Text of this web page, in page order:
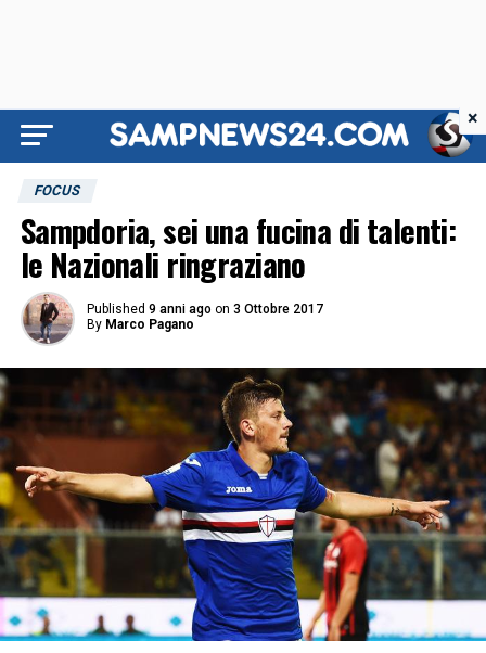
FOCUS
Sampdoria, sei una fucina di talenti:
le Nazionali ringraziano
Published 9 anni ago on 3 Ottobre 2017
By Marco Pagano
×